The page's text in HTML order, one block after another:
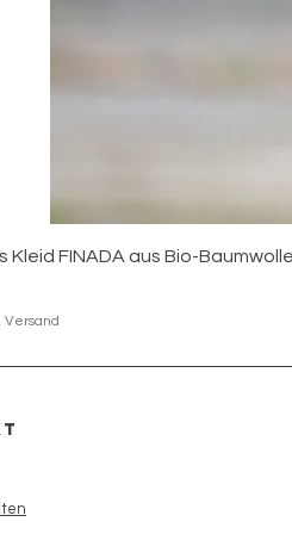
Kleid FINADA aus Bio-
Versand